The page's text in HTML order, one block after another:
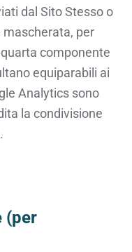
dal Sito Stesso o
mascherata, per
componente
equiparabili ai
Analytics sono
la condivisione
(per